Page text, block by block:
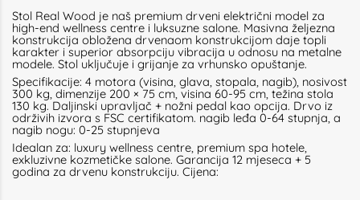
Stol Real Wood je naš premium drveni električni model za
high-end wellness centre i luksuzne salone. Masivna željezna
konstrukcija obložena drvenaom konstrukcijom daje topli
karakter i superior absorpciju vibracija u odnosu na metalne
modele. Stol uključuje i grijanje za vrhunsko opuštanje.
Specifikacije: 4 motora (visina, glava, stopala, nagib), nosivost
300 kg, dimenzije 200 × 75 cm, visina 60-95 cm, težina stola
130 kg. Daljinski upravljač + nožni pedal kao opcija. Drvo iz
održivih izvora s FSC certifikatom. nagib leđa 0-64 stupnja, a
nagib nogu: 0-25 stupnjeva
Idealan za: luxury wellness centre, premium spa hotele,
exkluzivne kozmetičke salone. Garancija 12 mjeseca + 5
godina za drvenu konstrukciju. Cijena: